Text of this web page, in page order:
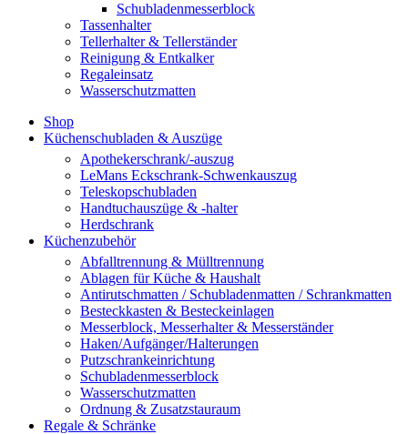
Schubladenmesserblock
Tassenhalter
Tellerhalter & Tellerständer
Reinigung & Entkalker
Regaleinsatz
Wasserschutzmatten
Shop
Küchenschubladen & Auszüge
Apothekerschrank/-auszug
LeMans Eckschrank-Schwenkauszug
Teleskopschubladen
Handtuchauszüge & -halter
Herdschrank
Küchenzubehör
Abfalltrennung & Mülltrennung
Ablagen für Küche & Haushalt
Antirutschmatten / Schubladenmatten / Schrankmatten
Besteckkasten & Besteckeinlagen
Messerblock, Messerhalter & Messerständer
Haken/Aufgänger/Halterungen
Putzschrankeinrichtung
Schubladenmesserblock
Wasserschutzmatten
Ordnung & Zusatzstauraum
Regale & Schränke